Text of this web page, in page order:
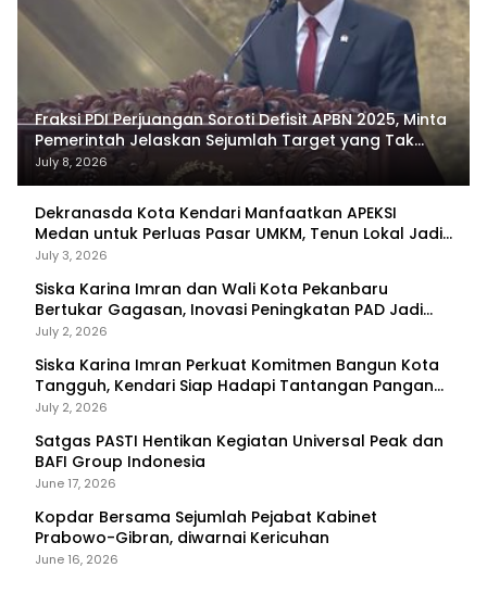
Fraksi PDI Perjuangan Soroti Defisit APBN 2025, Minta
Pemerintah Jelaskan Sejumlah Target yang Tak
Tercapai
July 8, 2026
Dekranasda Kota Kendari Manfaatkan APEKSI
Medan untuk Perluas Pasar UMKM, Tenun Lokal Jadi
Primadona
July 3, 2026
Siska Karina Imran dan Wali Kota Pekanbaru
Bertukar Gagasan, Inovasi Peningkatan PAD Jadi
Fokus Diskusi
July 2, 2026
Siska Karina Imran Perkuat Komitmen Bangun Kota
Tangguh, Kendari Siap Hadapi Tantangan Pangan
dan Bencana
July 2, 2026
Satgas PASTI Hentikan Kegiatan Universal Peak dan
BAFI Group Indonesia
June 17, 2026
Kopdar Bersama Sejumlah Pejabat Kabinet
Prabowo-Gibran, diwarnai Kericuhan
June 16, 2026